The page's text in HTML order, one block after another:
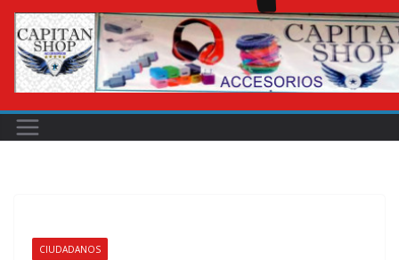
CIUDADANOS